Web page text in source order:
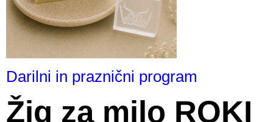
Darilni in praznični program
Žig za milo ROKI